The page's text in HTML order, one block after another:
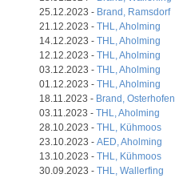
25.12.2023 - Brand, Ramsdorf
21.12.2023 - THL, Aholming
14.12.2023 - THL, Aholming
12.12.2023 - THL, Aholming
03.12.2023 - THL, Aholming
01.12.2023 - THL, Aholming
18.11.2023 - Brand, Osterhofen
03.11.2023 - THL, Aholming
28.10.2023 - THL, Kühmoos
23.10.2023 - AED, Aholming
13.10.2023 - THL, Kühmoos
30.09.2023 - THL, Wallerfing